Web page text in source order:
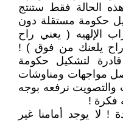
الحالة فقط ستنتج
حكومة مستقلة دون
الإلهيه ( يعني راح
راح يلعنك من فوق ) !
لتشكيل حكومة
مواجهات ومناوشات
والتصويت نرفعه بوجه
فكرة !
! لا يوجد أمامنا غير